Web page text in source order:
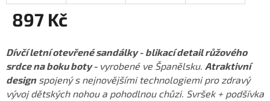
897 Kč
cena:
Dívčí letní otevřené sandálky - blikací detail růžového
srdce na boku boty - vyrobené ve Španělsku. Atraktivní
designspojený s nejnovějšími technologiemi pro zdravý
vývoj dětských nohou a pohodlnou chůzi. Svršek + podšívka